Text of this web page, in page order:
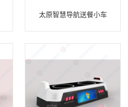
太原智慧导航送餐小车